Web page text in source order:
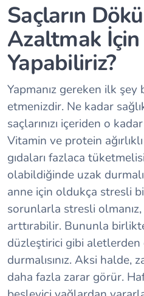
Saçların
Azaltmak
Yapabiliriz?
Yapmanız gereken ilk
etmenizdir. Ne kadar
saçlarınızı içeriden o
Vitamin ve protein
gıdaları fazlaca
olabildiğinde uzak
anne için oldukça stresli
sorunlarla stresli olmanız,
arttırabilir. Bununla
düzleştirici gibi
durmalısınız. Aksi halde,
daha fazla zarar görür.